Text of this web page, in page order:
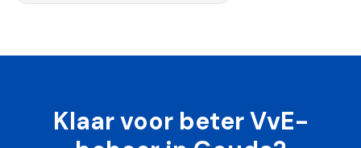
Klaar voor beter VvE-